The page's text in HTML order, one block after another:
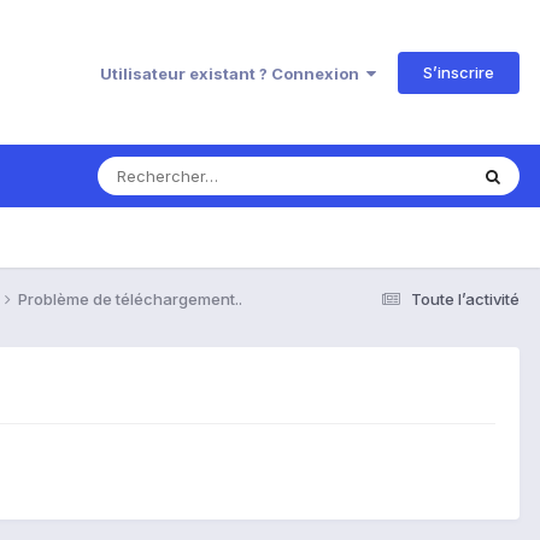
Utilisateur existant ? Connexion S’inscrire
Toute l’activité
Problème de téléchargement..